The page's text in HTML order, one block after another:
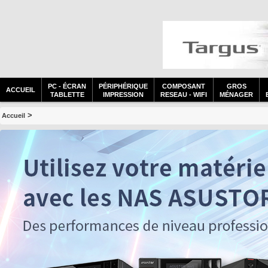
ACCUEIL
PC - ÉCRAN
TABLETTE
PÉRIPHÉRIQUE
IMPRESSION
COMPOSANT
RESEAU - WIFI
GROS
MÉNAGER
Accueil >